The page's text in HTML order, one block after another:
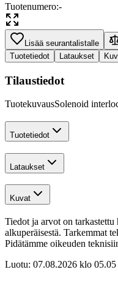
Tuotenumero:-
Lisää seurantalistalle
Tuotetiedot
Lataukset
Tilaustiedot
TuotekuvausSolenoid
Tuotetiedot
Lataukset
Kuvat
Tiedot ja arvot on
alkuperäisestä. Tarkemmat
Pidätämme oikeuden
Luotu: 07.08.2026 klo 05.05